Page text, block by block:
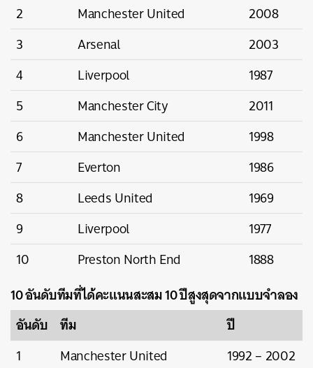
2
Manchester United
2008
3
Arsenal
2003
4
Liverpool
1987
5
Manchester City
2011
6
Manchester United
1998
7
Everton
1986
8
Leeds United
1969
9
Liverpool
1977
10
Preston North End 1888
10 อันดับทีมที่ได้คะแนนสะสม 10 ปีสูงสุดจากแบบจำลอง
อันดับ ทีม ปี
1 Manchester United
1992 – 2002